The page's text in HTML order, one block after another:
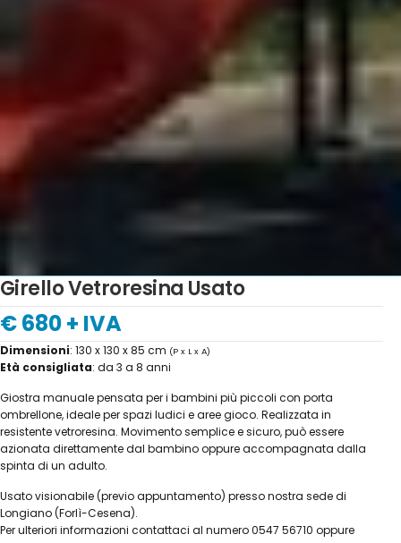
Girello Vetroresina Usato
€ 680 + IVA
Dimensioni: 130 x 130 x 85 cm (P x L x A)
Età consigliata: da 3 a 8 anni
Giostra manuale pensata per i bambini più piccoli con porta
ombrellone, ideale per spazi ludici e aree gioco. Realizzata in
resistente vetroresina. Movimento semplice e sicuro, può essere
azionata direttamente dal bambino oppure accompagnata dalla
spinta di un adulto.
Usato visionabile (previo appuntamento) presso nostra sede di
Longiano (Forlì-Cesena).
Per ulteriori informazioni contattaci al numero 0547 56710 oppure